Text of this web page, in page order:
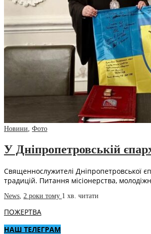
Новини, Фото
У Дніпропетровській
Священнослужителі Дніпропетровської
традицій. Питання місіонерства,
News, 2 роки тому 1 хв. читати
ПОЖЕРТВА
НАШ ТЕЛЕГРАМ